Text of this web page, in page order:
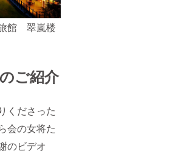
館 翠嵐楼
ご紹介
くださった
会の女将た
のビデオ